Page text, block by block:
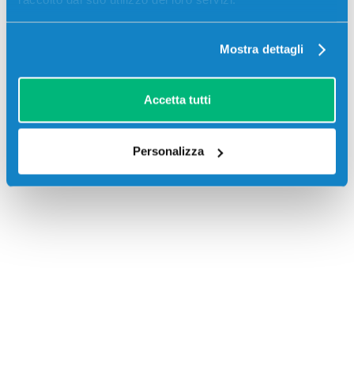
Mostra dettagli
Accetta tutti
Personalizza
Recensioni